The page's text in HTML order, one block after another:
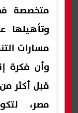
متخصصة في
وتأهيلها
مسارات
وأن فكرة
قبل أكثر
مصر،